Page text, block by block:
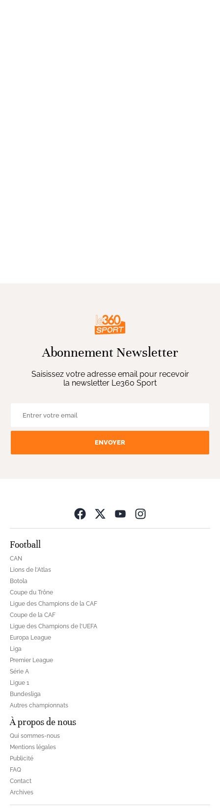
Abonnement Newsletter
Saisissez votre adresse email pour recevoir
la newsletter Le360 Sport
ENVOYER
Football
CAN
Lions de l'Atlas
Botola
Coupe du Trône
Ligue des Champions de la CAF
Coupe de la CAF
Ligue des Champions de l'UEFA
Europa League
Liga
Premier League
Série A
Ligue 1
Bundesliga
Autres championnats
À propos de nous
Qui sommes-nous
Mentions légales
Publicité
FAQ
Contact
Archives